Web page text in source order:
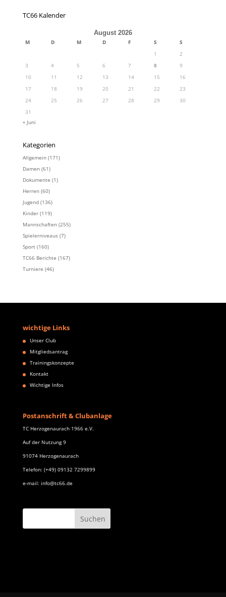
TC66 Kalender
August 2026
M D M D F S
S
1
2
3
4 5 6 7 8
9
10
11 12 13 14 15
16
17
18 19 20 21 22
23
24
25 26 27 28 29
30
31
« Juni
Kategorien
Allgemein(171)
Damen(61)
Dokumente (1)
Herren(60)
Jugend(136)
Kinder(119)
Mannschaften(255)
Spielerniveaus(7)
Sport(160)
TC66 Berichte (167)
Turniere (46)
wichtige Links
Unser Club
Mitgliedsantrag
Trainingskonzepte
Kontakt
Wichtige Infos
Postanschrift & Clubanlage
TC Herzogenaurach 1966 e.V.
Auf der Nutzung 9
91074 Herzogenaurach
Telefon: (+49) 09132 7299899
e-mail: info@tc66.de